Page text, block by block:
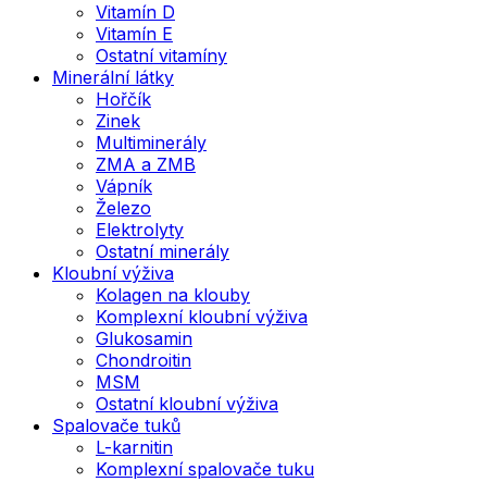
Vitamín D
Vitamín E
Ostatní vitamíny
Minerální látky
Hořčík
Zinek
Multiminerály
ZMA a ZMB
Vápník
Železo
Elektrolyty
Ostatní minerály
Kloubní výživa
Kolagen na klouby
Komplexní kloubní výživa
Glukosamin
Chondroitin
MSM
Ostatní kloubní výživa
Spalovače tuků
L-karnitin
Komplexní spalovače tuku